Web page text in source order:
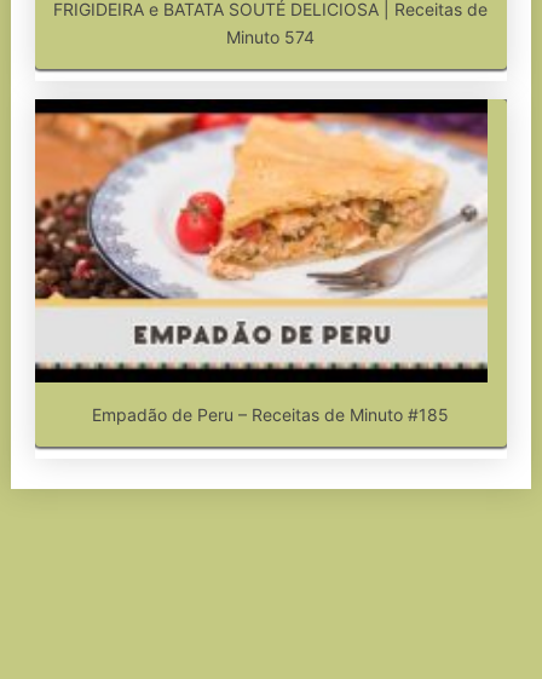
FRIGIDEIRA e BATATA SOUTÉ DELICIOSA | Receitas de
Minuto 574
Empadão de Peru – Receitas de Minuto #185